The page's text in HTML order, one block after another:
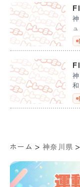
ホーム > 神奈川県 >